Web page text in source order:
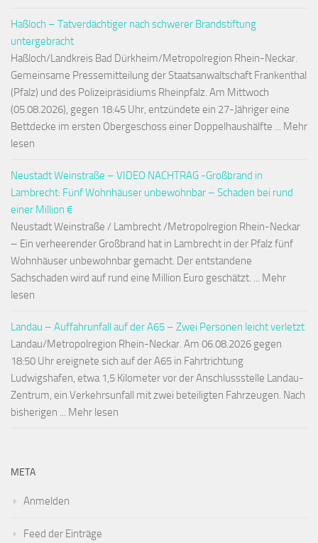
Haßloch – Tatverdächtiger nach schwerer Brandstiftung
untergebracht
Haßloch/Landkreis Bad Dürkheim/Metropolregion Rhein-Neckar.
Gemeinsame Pressemitteilung der Staatsanwaltschaft Frankenthal
(Pfalz) und des Polizeipräsidiums Rheinpfalz. Am Mittwoch
(05.08.2026), gegen 18:45 Uhr, entzündete ein 27-Jähriger eine
Bettdecke im ersten Obergeschoss einer Doppelhaushälfte ... Mehr
lesen
Neustadt Weinstraße – VIDEO NACHTRAG -Großbrand in
Lambrecht: Fünf Wohnhäuser unbewohnbar – Schaden bei rund
einer Million €
Neustadt Weinstraße / Lambrecht /Metropolregion Rhein-Neckar
– Ein verheerender Großbrand hat in Lambrecht in der Pfalz fünf
Wohnhäuser unbewohnbar gemacht. Der entstandene
Sachschaden wird auf rund eine Million Euro geschätzt. ... Mehr
lesen
Landau – Auffahrunfall auf der A65 – Zwei Personen leicht verletzt
Landau/Metropolregion Rhein-Neckar. Am 06.08.2026 gegen
18:50 Uhr ereignete sich auf der A65 in Fahrtrichtung
Ludwigshafen, etwa 1,5 Kilometer vor der Anschlussstelle Landau-
Zentrum, ein Verkehrsunfall mit zwei beteiligten Fahrzeugen. Nach
bisherigen ... Mehr lesen
META
Anmelden
Feed der Einträge